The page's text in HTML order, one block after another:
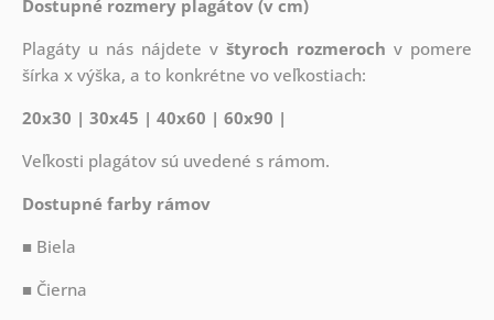
Dostupné rozmery plagátov (v cm)
Plagáty u nás nájdete vštyroch rozmeroch v pomere
šírka x výška, a to konkrétne vo veľkostiach:
20x30 | 30x45 | 40x60 | 60x90 |
Veľkosti plagátov sú uvedené s rámom.
Dostupné farby rámov
■ Biela
■ Čierna